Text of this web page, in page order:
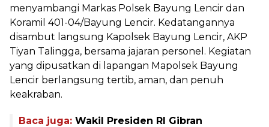
menyambangi Markas Polsek Bayung Lencir dan
Koramil 401-04/Bayung Lencir. Kedatangannya
disambut langsung Kapolsek Bayung Lencir, AKP
Tiyan Talingga, bersama jajaran personel. Kegiatan
yang dipusatkan di lapangan Mapolsek Bayung
Lencir berlangsung tertib, aman, dan penuh
keakraban.
Baca juga: Wakil Presiden RI Gibran